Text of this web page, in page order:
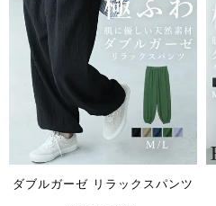
ダブルガーゼ リラックスパンツ